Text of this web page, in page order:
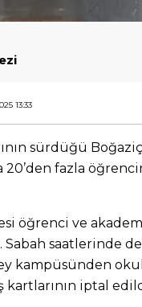
13:33
sürdüğü
20’den fazla
öğrenci ve
Sabah saatlerinde
kampüsünden
kartlarının iptal